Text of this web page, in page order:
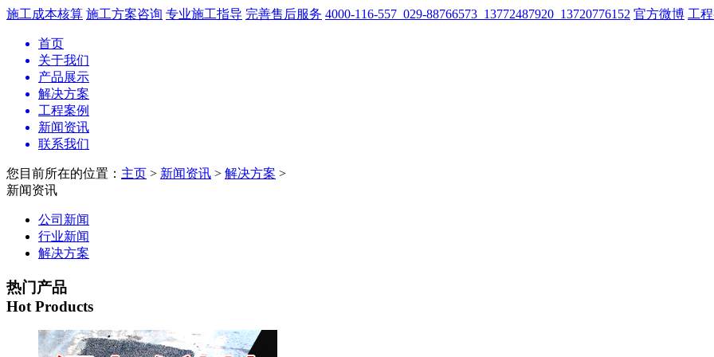
施工成本核算 施工方案咨询 专业施工指导 完善售后服务 4000-116-557 029-88766573 13772487920 13720776152 官方微博 工
首页
关于我们
产品展示
解决方案
工程案例
新闻资讯
联系我们
您目前所在的位置： 主页 > 新闻资讯 > 解决方案 >
新闻资讯
公司新闻
行业新闻
解决方案
热门产品
Hot Products